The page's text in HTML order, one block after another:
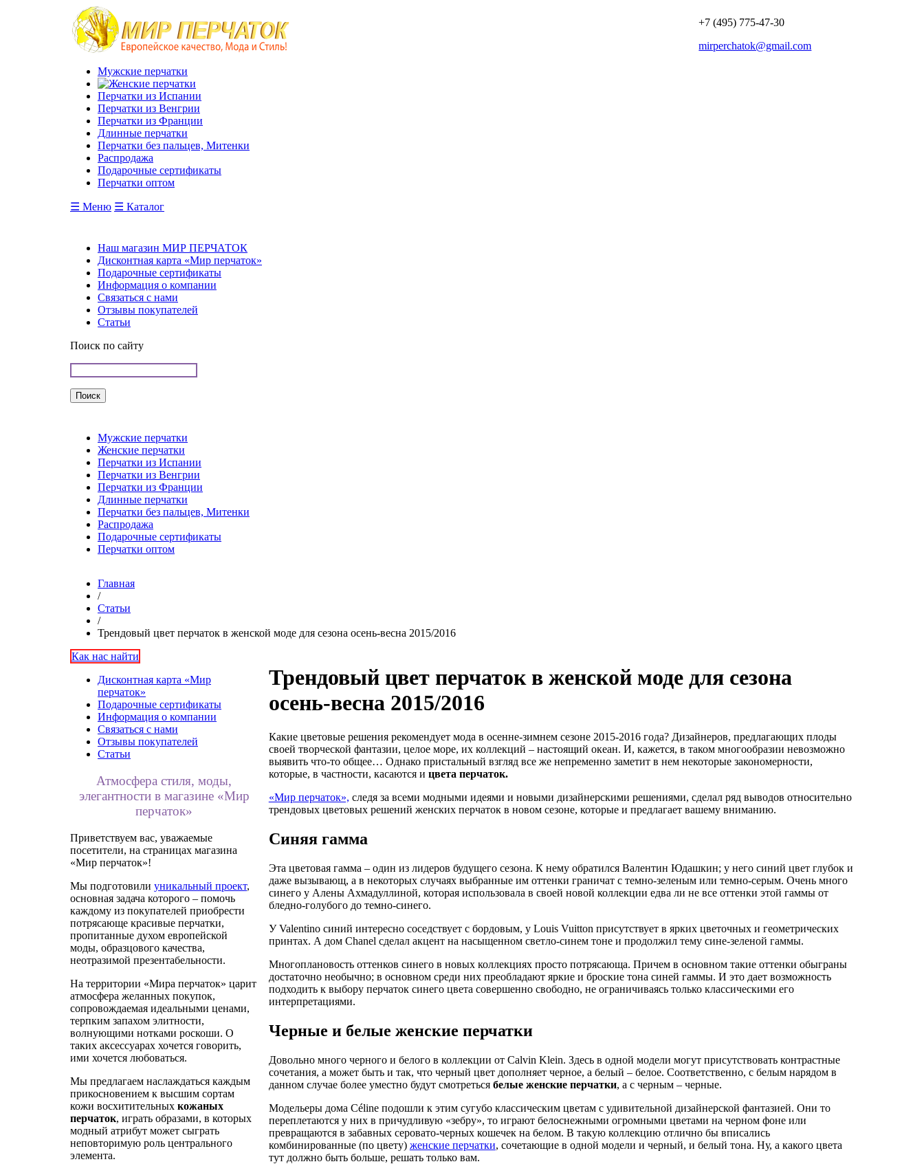
+7 (495) 775-47-30
mirperchatok@gmail.com
Мужские перчатки
Перчатки из Испании
Перчатки из Венгрии
Перчатки из Франции
Длинные перчатки
Перчатки без пальцев, Митенки
Распродажа
Подарочные сертификаты
Перчатки оптом
☰ Меню ☰ Каталог
Наш магазин МИР ПЕРЧАТОК
Дисконтная карта «Мир перчаток»
Подарочные сертификаты
Информация о компании
Связаться с нами
Отзывы покупателей
Статьи
Поиск по сайту
Мужские перчатки
Женские перчатки
Перчатки из Испании
Перчатки из Венгрии
Перчатки из Франции
Длинные перчатки
Перчатки без пальцев, Митенки
Распродажа
Подарочные сертификаты
Перчатки оптом
Главная
/
Статьи
/
Трендовый цвет перчаток в женской моде для сезона осень-весна 2015/2016
Как нас найти
Дисконтная карта «Мир
перчаток»
Подарочные сертификаты
Информация о компании
Связаться с нами
Отзывы покупателей
Статьи
Атмосфера стиля, моды,
элегантности в магазине «Мир
перчаток»
Приветствуем вас, уважаемые
посетители, на страницах магазина
«Мир перчаток»!
Мы подготовили уникальный проект,
основная задача которого – помочь
каждому из покупателей приобрести
потрясающе красивые перчатки,
пропитанные духом европейской
моды, образцового качества,
неотразимой презентабельности.
На территории «Мира перчаток» царит
атмосфера желанных покупок,
сопровождаемая идеальными ценами,
терпким запахом элитности,
волнующими нотками роскоши. О
таких аксессуарах хочется говорить,
ими хочется любоваться.
Мы предлагаем наслаждаться каждым
прикосновением к высшим сортам
кожи восхитительных кожаных
перчаток, играть образами, в которых
модный атрибут может сыграть
неповторимую роль центрального
элемента.
Трендовый цвет перчаток в женской моде для сезона
осень-весна 2015/2016
Какие цветовые решения рекомендует мода в осенне-зимнем сезоне 2015-2016 года? Дизайнеров, предлагающих плоды
своей творческой фантазии, целое море, их коллекций – настоящий океан. И, кажется, в таком многообразии невозможно
выявить что-то общее… Однако пристальный взгляд все же непременно заметит в нем некоторые закономерности,
которые, в частности, касаются и цвета перчаток.
«Мир перчаток», следя за всеми модными идеями и новыми дизайнерскими решениями, сделал ряд выводов относительно
трендовых цветовых решений женских перчаток в новом сезоне, которые и предлагает вашему вниманию.
Синяя гамма
Эта цветовая гамма – один из лидеров будущего сезона. К нему обратился Валентин Юдашкин; у него синий цвет глубок и
даже вызывающ, а в некоторых случаях выбранные им оттенки граничат с темно-зеленым или темно-серым. Очень много
синего у Алены Ахмадуллиной, которая использовала в своей новой коллекции едва ли не все оттенки этой гаммы от
бледно-голубого до темно-синего.
У Valentino синий интересно соседствует с бордовым, у Louis Vuitton присутствует в ярких цветочных и геометрических
принтах. А дом Chanel сделал акцент на насыщенном светло-синем тоне и продолжил тему сине-зеленой гаммы.
Многоплановость оттенков синего в новых коллекциях просто потрясающа. Причем в основном такие оттенки обыграны
достаточно необычно; в основном среди них преобладают яркие и броские тона синей гаммы. И это дает возможность
подходить к выбору перчаток синего цвета совершенно свободно, не ограничиваясь только классическими его
интерпретациями.
Черные и белые женские перчатки
Довольно много черного и белого в коллекции от Calvin Klein. Здесь в одной модели могут присутствовать контрастные
сочетания, а может быть и так, что черный цвет дополняет черное, а белый – белое. Соответственно, с белым нарядом в
данном случае более уместно будут смотреться белые женские перчатки, а с черным – черные.
Модельеры дома Céline подошли к этим сугубо классическим цветам с удивительной дизайнерской фантазией. Они то
переплетаются у них в причудливую «зебру», то играют белоснежными огромными цветами на черном фоне или
превращаются в забавных серовато-черных кошечек на белом. В такую коллекцию отлично бы вписались
комбинированные (по цвету) женские перчатки, сочетающие в одной модели и черный, и белый тона. Ну, а какого цвета
тут должно быть больше, решать только вам.